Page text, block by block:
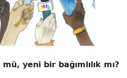
yeni bir bağımlılık mı?